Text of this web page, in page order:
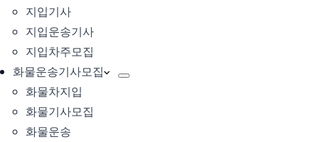
지입기사
지입운송기사
지입차주모집
화물운송기사모집
화물차지입
화물기사모집
화물운송